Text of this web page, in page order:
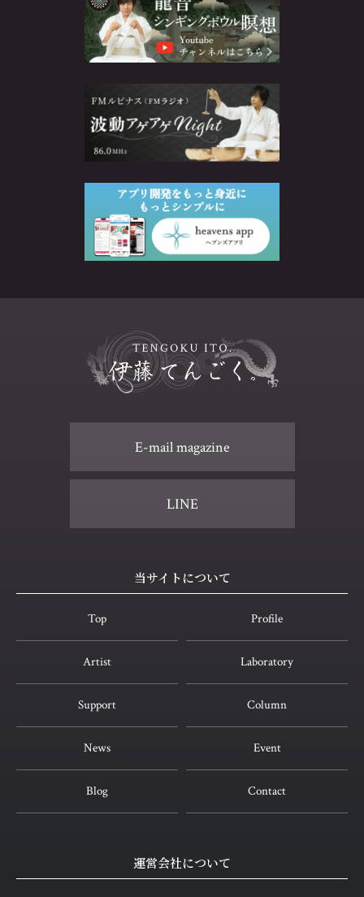
E-mail magazine
LINE
当サイトについて
Top Profile
Artist Laboratory
Support Column
News Event
Blog Contact
運営会社について